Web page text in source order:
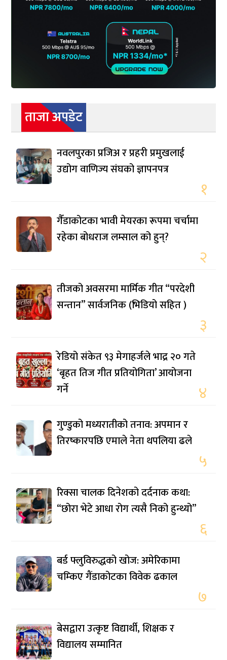
ताजा अपडेट
नवलपुरका प्रजिअ र प्रहरी प्रमुखलाई
उद्योग वाणिज्य संघको ज्ञापनपत्र
१
गैँडाकोटका भावी मेयरका रूपमा चर्चामा
रहेका बोधराज लम्साल को हुन्?
२
तीजको अवसरमा मार्मिक गीत “परदेशी
सन्तान” सार्वजनिक (भिडियो सहित )
३
रेडियो संकेत ९३ मेगाहर्जले भाद्र २० गते
‘बृहत तिज गीत प्रतियोगिता’ आयोजना
गर्ने
४
गुण्डुको मध्यरातीको तनाव: अपमान र
तिरष्कारपछि एमाले नेता थपलिया ढले
५
रिक्सा चालक दिनेशको दर्दनाक कथा:
“छोरा भेटे आधा रोग त्यसै निको हुन्थ्यो”
६
बर्ड फ्लुविरुद्धको खोज: अमेरिकामा
चम्किए गैंडाकोटका विवेक ढकाल
७
बेसद्वारा उत्कृष्ट विद्यार्थी, शिक्षक र
विद्यालय सम्मानित